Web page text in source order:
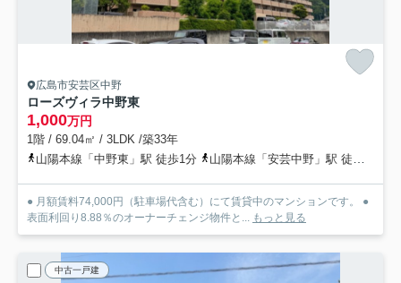
広島市安芸区中野
ローズヴィラ中野東
1,000万円
1階 / 69.04㎡ / 3LDK /築33年
山陽本線「中野東」駅 徒歩1分
山陽本線「安芸中野」駅 徒歩28分
● 月額賃料74,000円（駐車場代含む）にて賃貸中のマンションです。 ●
表面利回り8.88％のオーナーチェンジ物件と... もっと見る
中古一戸建